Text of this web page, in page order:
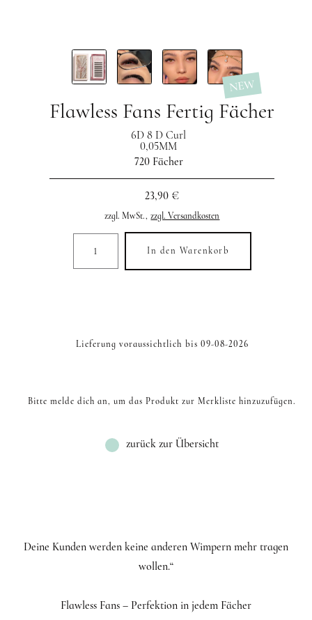
Flawless Fans Fertig Fächer
6D 8 D Curl
0,05MM
720 Fächer
NEW
23,90 €
zzgl. MwSt., zzgl. Versandkosten
In den Warenkorb
Lieferung voraussichtlich bis 09-08-2026
Bitte melde dich an, um das Produkt zur Merkliste hinzuzufügen.
zurück zur Übersicht
Deine Kunden werden keine anderen Wimpern mehr tragen
wollen.“
Flawless Fans – Perfektion in jedem Fächer